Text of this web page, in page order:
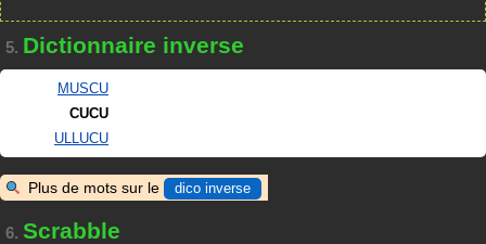
5. Dictionnaire inverse
MUSCU
CUCU
ULLUCU
Plus de mots sur le dico inverse
6. Scrabble